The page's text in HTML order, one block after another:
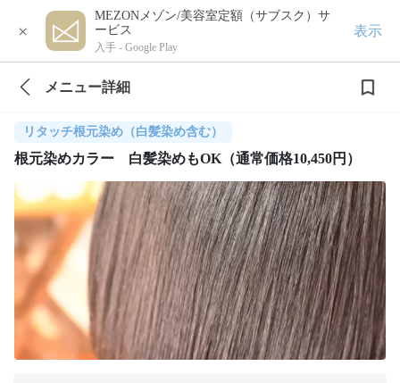
×
MEZONメゾン/美容室定額（サブスク）サ
ービス
入手 - Google Play
表示
メニュー詳細
リタッチ根元染め（白髪染め含む）
根元染めカラー 白髪染めもOK（通常価格10,450円）